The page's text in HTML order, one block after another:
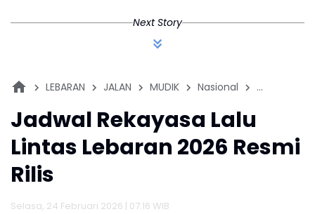
Next Story
LEBARAN JALAN MUDIK Nasional PERISTIWA
Jadwal Rekayasa Lalu
Lintas Lebaran 2026 Resmi
Rilis
Selasa, 24 Februari 2026 | 07:16 WIB